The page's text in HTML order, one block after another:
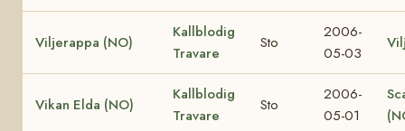
Viljerappa (NO)
Kallblodig
Travare
Sto
2006-
05-03
Vikan Elda (NO)
Kallblodig
Travare
Sto
2006-
05-01